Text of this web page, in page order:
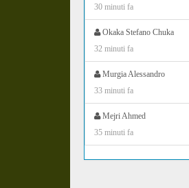
30 minuti fa
Okaka Stefano Chuka
32 minuti fa
Murgia Alessandro
33 minuti fa
Mejri Ahmed
35 minuti fa